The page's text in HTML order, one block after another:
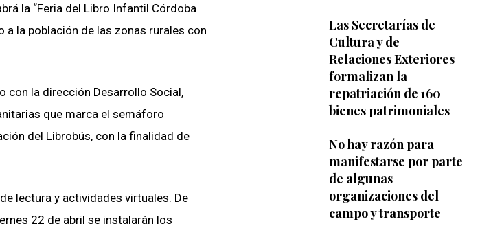
la “Feria del Libro Infantil Córdoba
a la población de las zonas rurales con
con la dirección Desarrollo Social,
que marca el semáforo
del Librobús, con la finalidad de
lectura y actividades virtuales. De
22 de abril se instalarán los
Las Secretarías de
Cultura y de
Relaciones Exteriores
formalizan la
repatriación de 160
bienes patrimoniales
No hay razón para
manifestarse por parte
de algunas
organizaciones del
campo y transporte